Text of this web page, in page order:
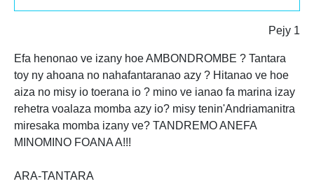
Pejy 1
Efa henonao ve izany hoe AMBONDROMBE ? Tantara
toy ny ahoana no nahafantaranao azy ? Hitanao ve hoe
aiza no misy io toerana io ? mino ve ianao fa marina izay
rehetra voalaza momba azy io? misy tenin'Andriamanitra
miresaka momba izany ve? TANDREMO ANEFA
MINOMINO FOANA A!!!
ARA-TANTARA